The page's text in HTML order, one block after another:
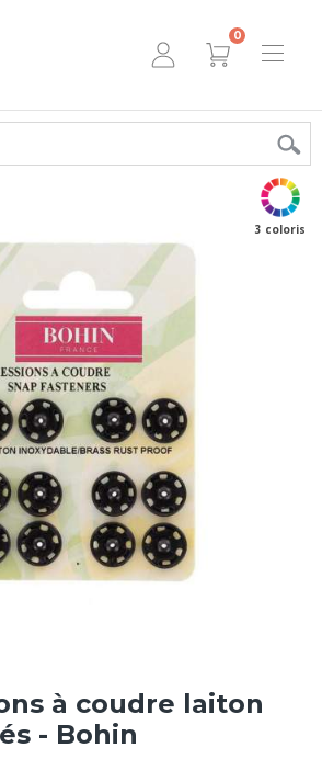
0
3 coloris
à coudre laiton
- Bohin